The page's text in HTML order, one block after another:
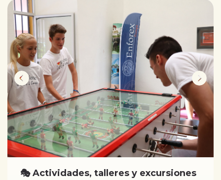
🎭 Actividades, talleres y excursiones